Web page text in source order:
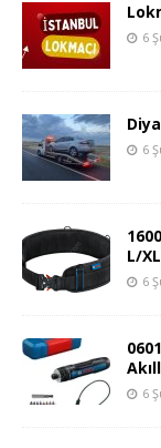
6
6
L/XL
6
6